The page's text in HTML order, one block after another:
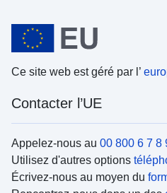
Ce site web est géré par l’
Contacter l’UE
Appelez-nous au 00 800 6 7 8
Utilisez d'autres options
Écrivez-nous au moyen du